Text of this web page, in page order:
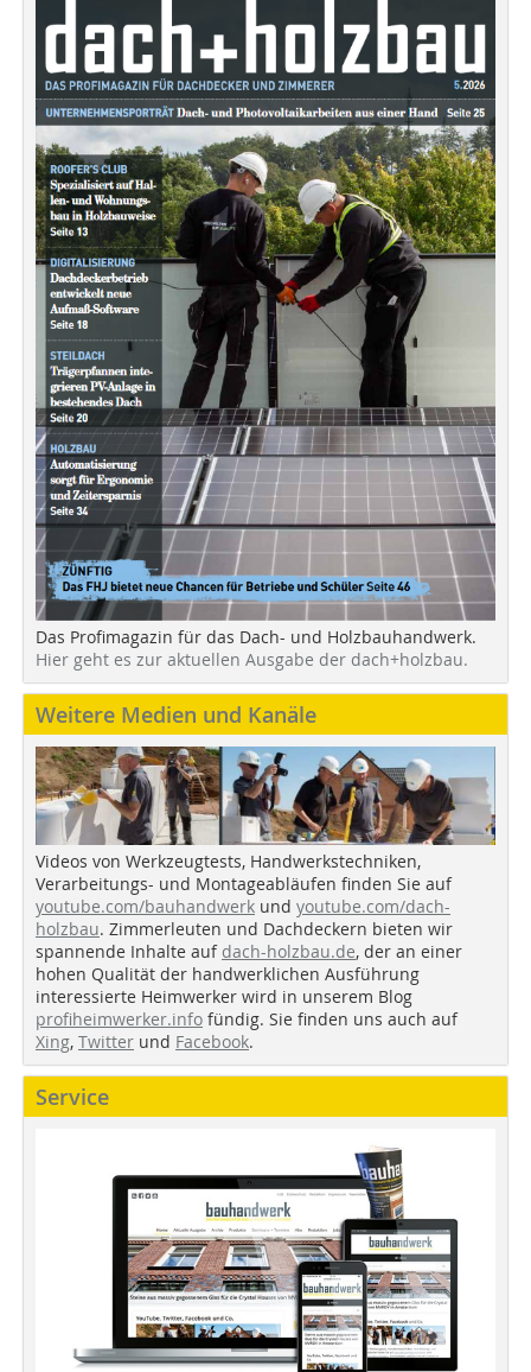
Das Profimagazin für das Dach- und Holzbauhandwerk.
Hier geht es zur aktuellen Ausgabe der dach+holzbau.
Weitere Medien und Kanäle
Videos von Werkzeugtests, Handwerkstechniken,
Verarbeitungs- und Montageabläufen finden Sie auf
youtube.com/bauhandwerk und youtube.com/dach-
holzbau. Zimmerleuten und Dachdeckern bieten wir
spannende Inhalte auf dach-holzbau.de, der an einer
hohen Qualität der handwerklichen Ausführung
interessierte Heimwerker wird in unserem Blog
profiheimwerker.info fündig. Sie finden uns auch auf
Xing, Twitter und Facebook.
Service